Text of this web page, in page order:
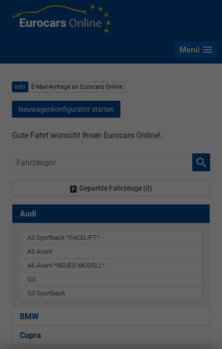
Menü
info E-Mail-Anfrage an Eurocars Online
Neuwagenkonfigurator starten
Gute Fahrt wünscht Ihnen Eurocars Online!.
Fahrzeugnr.
Geparkte Fahrzeuge (0)
Audi
A3 Sportback *FACELIFT*
A5 Avant
A6 Avant *NEUES MODELL*
Q3
Q3 Sportback
BMW
Cupra